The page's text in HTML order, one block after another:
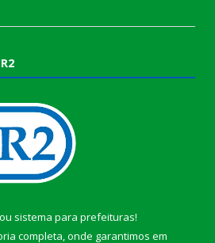
ou sistema para prefeituras!
completa, onde garantimos em